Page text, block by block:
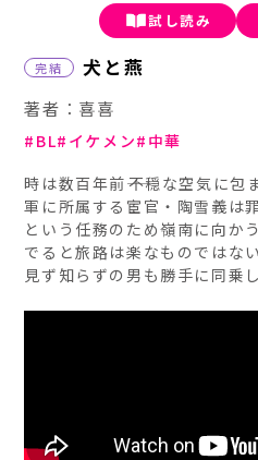
試し読み
完結 犬と燕
著者：喜喜
BL イケメン
中華
時は数百年前――不穏な空気に
軍に所属する宦官・陶雪義は
という任務のため嶺南に向か
でると旅路は楽なものではな
見ず知らずの男も勝手に同乗